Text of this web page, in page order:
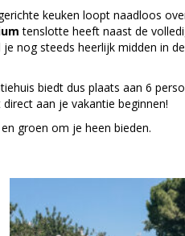
keuken loopt naadloos
tenslotte heeft naast de
nog steeds heerlijk midden in
biedt dus plaats aan 6
aan je vakantie beginnen!
groen om je heen bieden.